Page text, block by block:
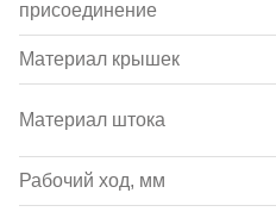
присоединение
Материал крышек
Материал штока
Рабочий ход, мм